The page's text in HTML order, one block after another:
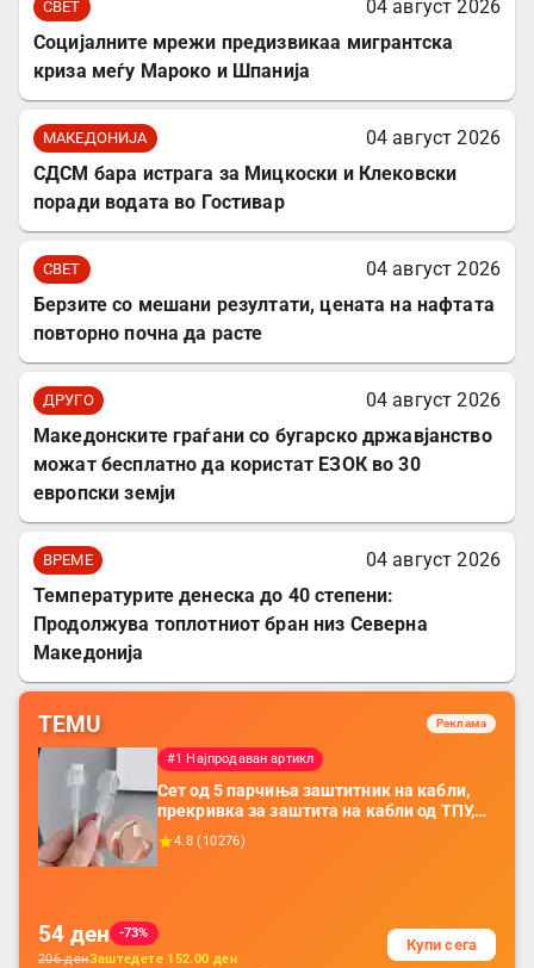
СВЕТ
04 август 2026
Социјалните мрежи предизвикаа мигрантска
криза меѓу Мароко и Шпанија
МАКЕДОНИЈА
04 август 2026
СДСМ бара истрага за Мицкоски и Клековски
поради водата во Гостивар
СВЕТ
04 август 2026
Берзите со мешани резултати, цената на нафтата
повторно почна да расте
ДРУГО
04 август 2026
Mакедонските граѓани со бугарско државјанство
можат бесплатно да користат ЕЗОК во 30
европски земји
ВРЕМЕ
04 август 2026
Температурите денеска до 40 степени:
Продолжува топлотниот бран низ Северна
Македонија
TEMU Реклама
#1 Најпродаван артикл
Сет од 5 парчиња заштитник на кабли,
прекривка за заштита на кабли од ТПУ,
додатоци за заштита на кабли, без
батерија, за мобилни телефони, комплет
4.8 (10276)
54 ден
-73%
206денЗаштедете 152.00 ден
Купи сега